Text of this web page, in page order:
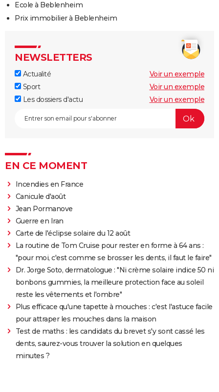
Ecole à Beblenheim
Prix immobilier à Beblenheim
NEWSLETTERS
Actualité
Voir un exemple
Sport
Voir un exemple
Les dossiers d'actu
Voir un exemple
EN CE MOMENT
Incendies en France
Canicule d'août
Jean Pormanove
Guerre en Iran
Carte de l'éclipse solaire du 12 août
La routine de Tom Cruise pour rester en forme à 64 ans :
"pour moi, c'est comme se brosser les dents, il faut le faire"
Dr. Jorge Soto, dermatologue : "Ni crème solaire indice 50 ni
bonbons gummies, la meilleure protection face au soleil
reste les vêtements et l'ombre"
Plus efficace qu'une tapette à mouches : c'est l'astuce facile
pour attraper les mouches dans la maison
Test de maths : les candidats du brevet s'y sont cassé les
dents, saurez-vous trouver la solution en quelques
minutes ?